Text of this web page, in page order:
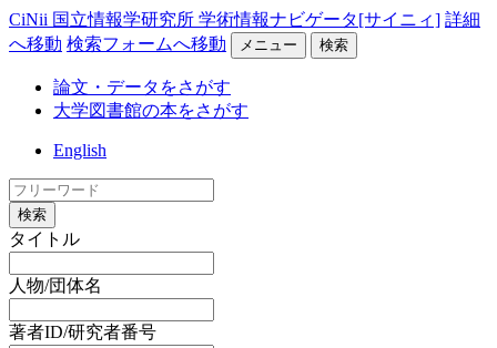
CiNii 国立情報学研究所 学術情報ナビゲータ[サイニィ] 詳細
へ移動 検索フォームへ移動 メニュー 検索
論文・データをさがす
大学図書館の本をさがす
English
検索
タイトル
人物/団体名
著者ID/研究者番号